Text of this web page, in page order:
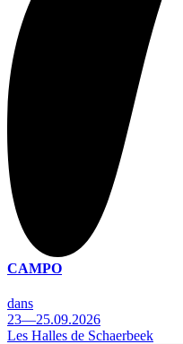
CAMPO
dans
23—25.09.2026
Les Halles de Schaerbeek